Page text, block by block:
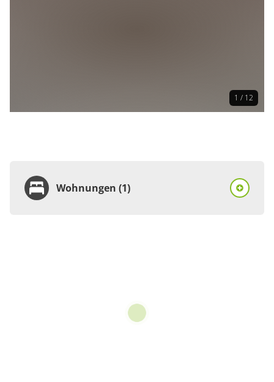
1 / 12
Wohnungen (1)
pro Einheit/Nacht